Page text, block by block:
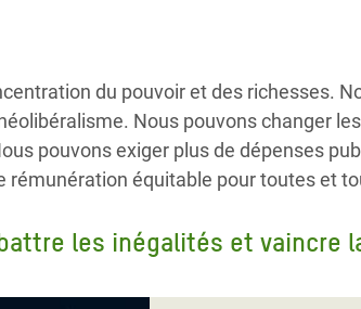
du pouvoir et des richesses.
Nous pouvons changer
pouvons exiger plus de dépenses
rémunération équitable pour toutes et
les inégalités et vaincre